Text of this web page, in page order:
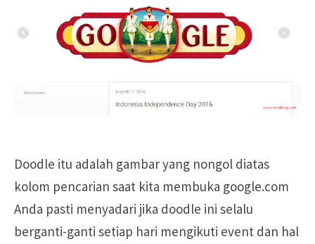
Doodle itu adalah gambar yang nongol diatas
kolom pencarian saat kita membuka google.com
Anda pasti menyadari jika doodle ini selalu
berganti-ganti setiap hari mengikuti event dan hal